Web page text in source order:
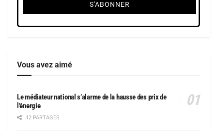
Vous avez aimé
Le médiateur national s’alarme de la hausse des prix de
l’énergie
12 PARTAGES